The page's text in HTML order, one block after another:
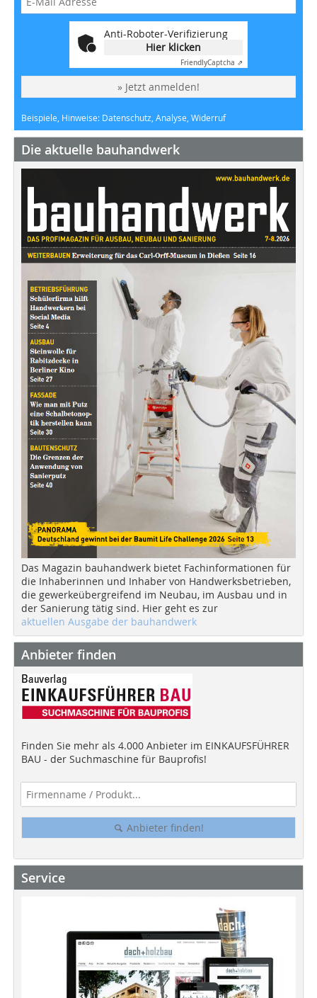
Anti-Roboter-Verifizierung
Hier klicken
FriendlyCaptcha ⇗
» Jetzt anmelden!
Beispiele, Hinweise: Datenschutz, Analyse, Widerruf
Die aktuelle bauhandwerk
Das Magazin bauhandwerk bietet Fachinformationen für
die Inhaberinnen und Inhaber von Handwerksbetrieben,
die gewerkeübergreifend im Neubau, im Ausbau und in
der Sanierung tätig sind. Hier geht es zur
aktuellen Ausgabe der bauhandwerk
Anbieter finden
Finden Sie mehr als 4.000 Anbieter im EINKAUFSFÜHRER
BAU - der Suchmaschine für Bauprofis!
Anbieter finden!
Service